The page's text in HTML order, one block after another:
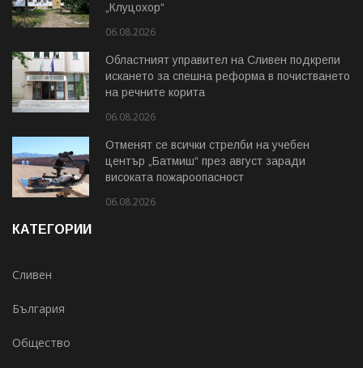
„Клуцохор“
06.08.2026
Областният управител на Сливен подкрепи
искането за спешна реформа в почистването
на речните корита
06.08.2026
Отменят се всички стрелби на учебен
център „Батмиш“ през август заради
високата пожароопасност
06.08.2026
КАТЕГОРИИ
Сливен
България
Общество